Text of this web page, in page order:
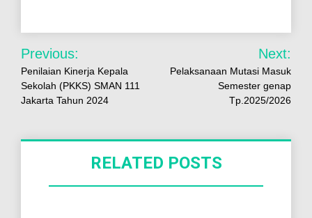
Previous:
Penilaian Kinerja Kepala
Sekolah (PKKS) SMAN 111
Jakarta Tahun 2024
Next:
Pelaksanaan Mutasi Masuk
Semester genap
Tp.2025/2026
RELATED POSTS